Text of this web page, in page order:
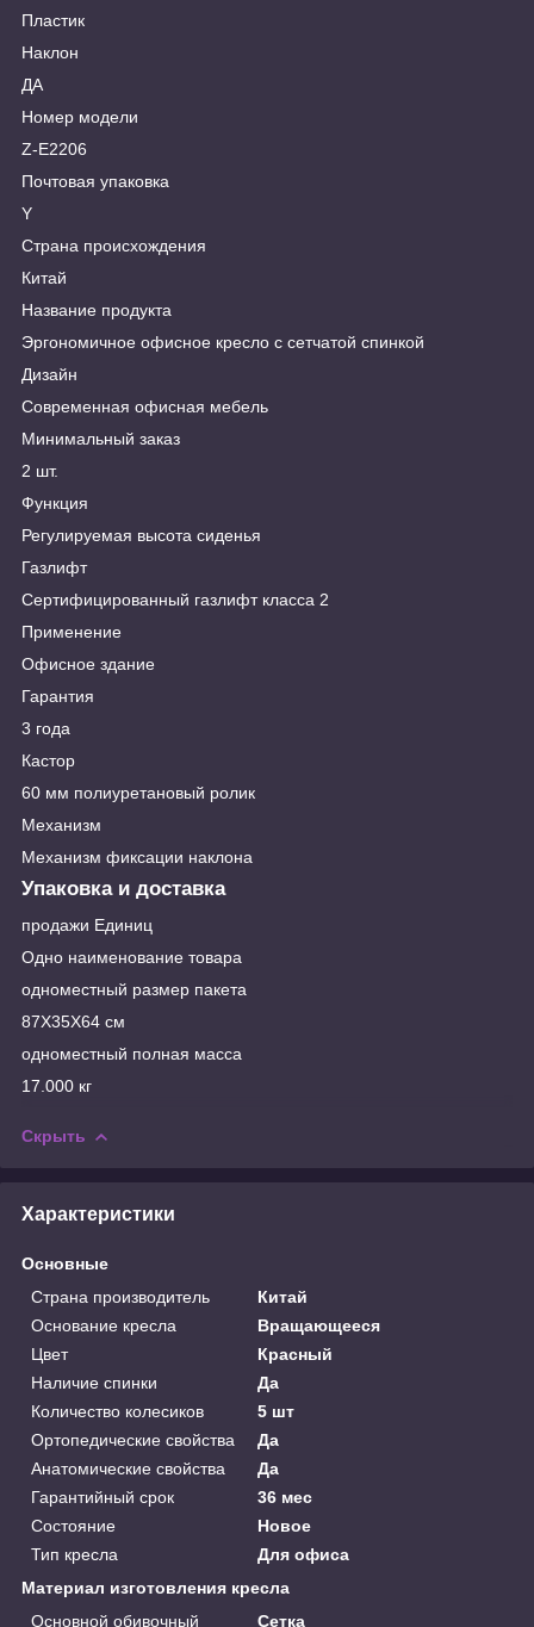
Пластик
Наклон
ДА
Номер модели
Z-E2206
Почтовая упаковка
Y
Страна происхождения
Китай
Название продукта
Эргономичное офисное кресло с сетчатой спинкой
Дизайн
Современная офисная мебель
Минимальный заказ
2 шт.
Функция
Регулируемая высота сиденья
Газлифт
Сертифицированный газлифт класса 2
Применение
Офисное здание
Гарантия
3 года
Кастор
60 мм полиуретановый ролик
Механизм
Механизм фиксации наклона
Упаковка и доставка
продажи Единиц
Одно наименование товара
одноместный размер пакета
87X35X64 см
одноместный полная масса
17.000 кг
Скрыть
Характеристики
Основные
Страна производитель
Китай
Основание кресла
Вращающееся
Цвет
Красный
Наличие спинки
Да
Количество колесиков
5 шт
Ортопедические свойства
Да
Анатомические свойства
Да
Гарантийный срок
36 мес
Состояние
Новое
Тип кресла
Для офиса
Материал изготовления кресла
Основной обивочный
Сетка